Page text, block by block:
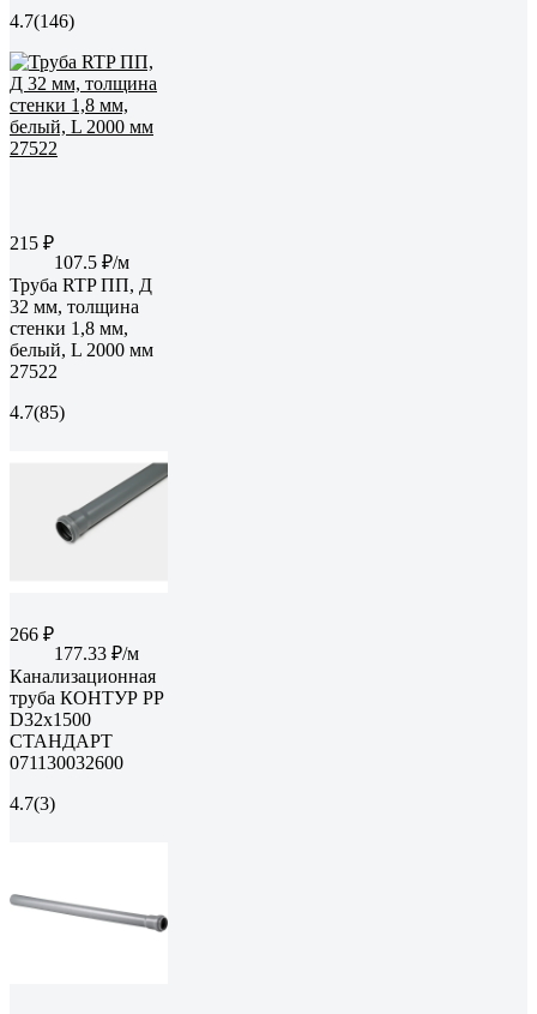
4.7(146)
215 ₽
107.5 ₽/м
Труба RTP ПП, Д
32 мм, толщина
стенки 1,8 мм,
белый, L 2000 мм
27522
4.7(85)
266 ₽
177.33 ₽/м
Канализационная
труба КОНТУР РР
D32x1500
СТАНДАРТ
071130032600
4.7(3)